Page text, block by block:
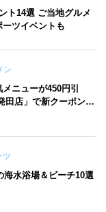
ト14選 ご当地グルメ
ーツイベントも
ン
ニューが450円引
田店」で新クーポン登
ツ
海水浴場＆ビーチ10選